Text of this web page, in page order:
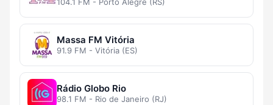
104.1 FM - Porto Alegre (RS)
Massa FM Vitória
91.9 FM - Vitória (ES)
Rádio Globo Rio
98.1 FM - Rio de Janeiro (RJ)